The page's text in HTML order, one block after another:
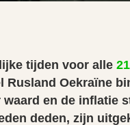
tijden voor alle
Rusland Oekraïne
en de inflatie
deden, zijn